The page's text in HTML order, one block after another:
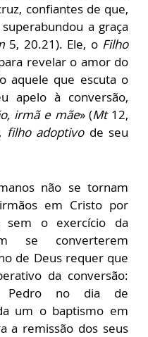
confiantes de que,
a graça
5, 20.21). Ele, o Filho
revelar o amor do
aquele que escuta o
apelo à conversão,
irmã e mãe» (Mt12,
filho adoptivode seu
não se tornam
em Cristo por
sem o exercício da
se converterem
de Deus requer que
da conversão:
Pedro no dia de
um o baptismo em
a remissão dos seus